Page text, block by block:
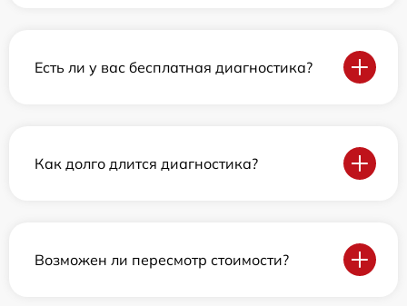
Есть ли у вас бесплатная диагностика?
Как долго длится диагностика?
Возможен ли пересмотр стоимости?